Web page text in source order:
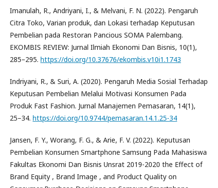
Imanulah, R., Andriyani, I., & Melvani, F. N. (2022). Pengaruh
Citra Toko, Varian produk, dan Lokasi terhadap Keputusan
Pembelian pada Restoran Pancious SOMA Palembang.
EKOMBIS REVIEW: Jurnal Ilmiah Ekonomi Dan Bisnis, 10(1),
285–295. https://doi.org/10.37676/ekombis.v10i1.1743
Indriyani, R., & Suri, A. (2020). Pengaruh Media Sosial Terhadap
Keputusan Pembelian Melalui Motivasi Konsumen Pada
Produk Fast Fashion. Jurnal Manajemen Pemasaran, 14(1),
25–34. https://doi.org/10.9744/pemasaran.14.1.25-34
Jansen, F. Y., Worang, F. G., & Arie, F. V. (2022). Keputusan
Pembelian Konsumen Smartphone Samsung Pada Mahasiswa
Fakultas Ekonomi Dan Bisnis Unsrat 2019-2020 the Effect of
Brand Equity , Brand Image , and Product Quality on